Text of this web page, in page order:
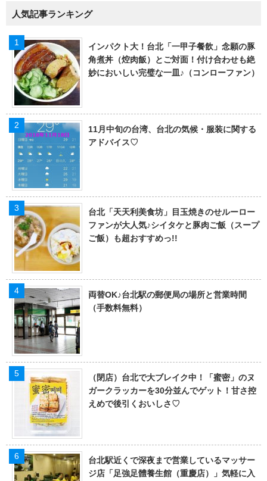
人気記事ランキング
インパクト大！台北「一甲子餐飲」念願の豚
角煮丼（焢肉飯）とご対面！付け合わせも絶
妙においしい完璧な一皿♪（コンローファン）
11月中旬の台湾、台北の気候・服装に関する
アドバイス♡
台北「天天利美食坊」目玉焼きのせルーロー
ファンが大人気♪シイタケと豚肉ご飯（スープ
ご飯）も超おすすめっ!!
両替OK♪台北駅の郵便局の場所と営業時間
（手数料無料）
（閉店）台北で大ブレイク中！「蜜密」のヌ
ガークラッカーを30分並んでゲット！甘さ控
えめで後引くおいしさ♡
台北駅近くで深夜まで営業しているマッサー
ジ店「足強足體養生館（重慶店）」気軽に入